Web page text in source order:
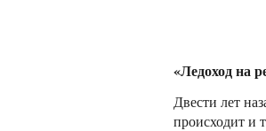
«Ледоход на
Двести лет
происходит и